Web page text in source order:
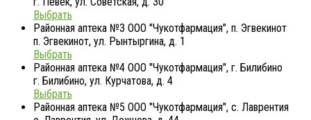
Выбрать
Районная аптека №3 ООО "Чукотфармация", п. Эгвекинот
п. Эгвекинот, ул. Рынтыргина, д. 1
Выбрать
Районная аптека №4 ООО "Чукотфармация", г. Билибино
г. Билибино, ул. Курчатова, д. 4
Выбрать
Районная аптека №5 ООО "Чукотфармация", с. Лаврентия